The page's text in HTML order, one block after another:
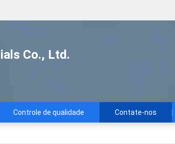
Co., Ltd.
Controle de qualidade Contate-nos